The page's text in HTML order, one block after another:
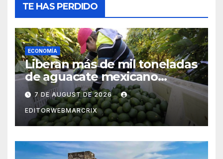
TE HAS PERDIDO
ECONOMÍA
Liberan más de mil toneladas
de aguacate mexicano
rumbo a Estados Unidos
7 DE AUGUST DE 2026
EDITORWEBMARCRIX